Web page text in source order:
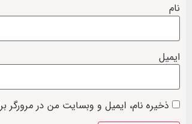
نام
ایمیل
ذخیره نام، ایمیل و وبسایت من در مرورگر